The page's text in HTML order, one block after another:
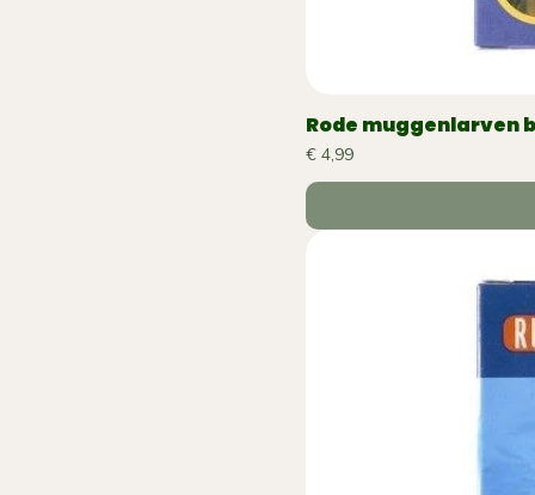
Rode muggenlarven
Prijs
€ 4,99